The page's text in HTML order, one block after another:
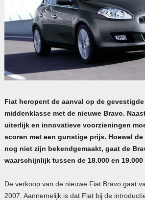
Fiat heropent de aanval op de
middenklasse met de nieuwe Bravo.
uiterlijk en innovatieve voorzieningen
scoren met een gunstige prijs. Hoewel
nog niet zijn bekendgemaakt, gaat de
waarschijnlijk tussen de 18.000 en
De verkoop van de nieuwe Fiat Bravo gaat
2007. Aannemelijk is dat Fiat bij de